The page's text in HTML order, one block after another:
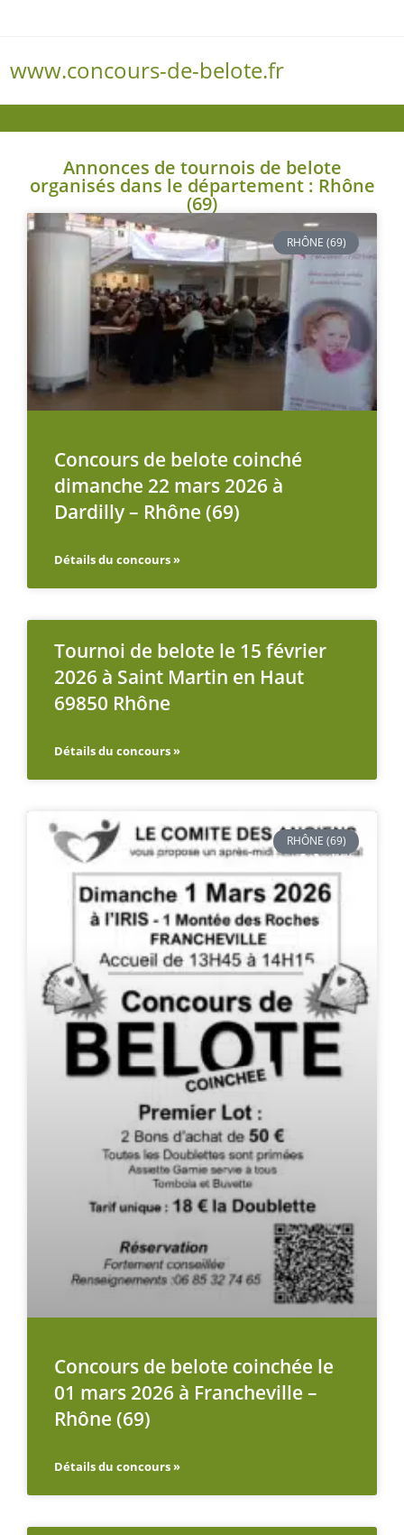
www.concours-de-belote.fr
Annonces de tournois de belote
organisés dans le département : Rhône
(69)
RHÔNE (69)
Concours de belote coinché
dimanche 22 mars 2026 à
Dardilly – Rhône (69)
Détails du concours »
Tournoi de belote le 15 février
2026 à Saint Martin en Haut
69850 Rhône
Détails du concours »
RHÔNE (69)
Concours de belote coinchée le
01 mars 2026 à Francheville –
Rhône (69)
Détails du concours »